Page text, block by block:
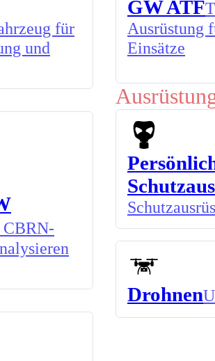
für
und
CBRN-
GW ATF
Ausrüstung
Einsätze
Drohnen